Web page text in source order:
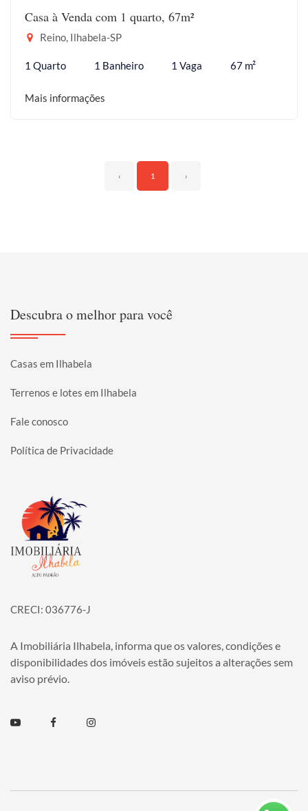
Casa à Venda com 1 quarto, 67m²
Reino, Ilhabela-SP
1 Quarto 1 Banheiro 1 Vaga 67 m²
Mais informações
‹ 1 ›
Descubra o melhor para você
Casas em Ilhabela
Terrenos e lotes em Ilhabela
Fale conosco
Política de Privacidade
Página inicial
CRECI: 036776-J
A Imobiliária Ilhabela, informa que os valores, condições e
disponibilidades dos imóveis estão sujeitos a alterações sem
aviso prévio.
Youtube FacebookInstagram